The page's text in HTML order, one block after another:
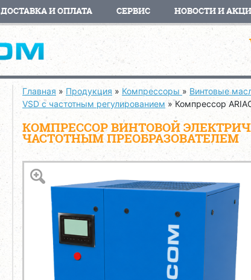
ДОСТАВКА И ОПЛАТА СЕРВИС НОВОСТИ И
Главная » Продукция » Компрессоры » Винтовые
VSD с частотным регулированием »Компрессор
КОМПРЕССОР ВИНТОВОЙ
ЧАСТОТНЫМ ПРЕОБРАЗОВАТЕЛЕМ